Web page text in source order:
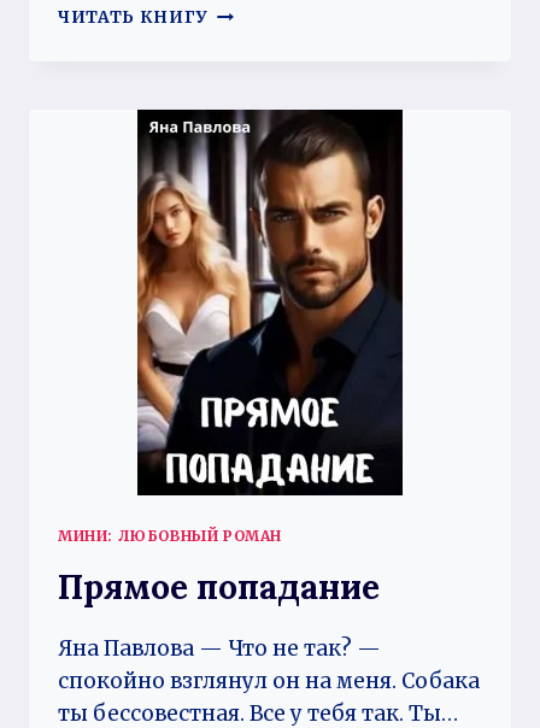
ЧИТАТЬ КНИГУ ВСЕ
ЗАВЕЩАНИЕ
СТАРОГО
КИТАЙЦА
МИНИ: ЛЮБОВНЫЙ РОМАН
Прямое попадание
Яна Павлова — Что не так? —
спокойно взглянул он на меня. Собака
ты бессовестная. Все у тебя так. Ты…